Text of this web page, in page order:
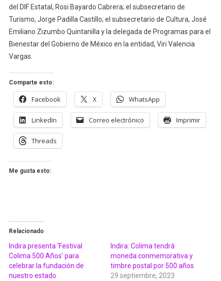
del DIF Estatal, Rosi Bayardo Cabrera; el subsecretario de
Turismo, Jorge Padilla Castillo; el subsecretario de Cultura, José
Emiliano Zizumbo Quintanilla y la delegada de Programas para el
Bienestar del Gobierno de México en la entidad, Viri Valencia
Vargas.
Comparte esto:
Facebook X WhatsApp
LinkedIn Correo electrónico Imprimir
Threads
Me gusta esto:
Relacionado
Indira presenta ‘Festival
Colima 500 Años’ para
celebrar la fundación de
nuestro estado
Indira: Colima tendrá
moneda conmemorativa y
timbre postal por 500 años
29 septiembre, 2023